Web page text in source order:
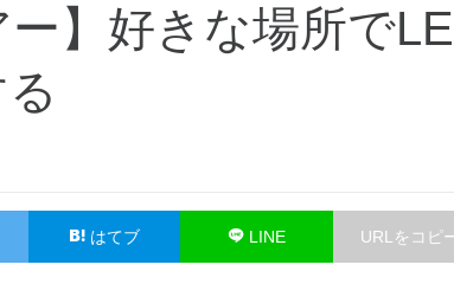
ー】好きな場所で
はてブ LINE URLをコピ